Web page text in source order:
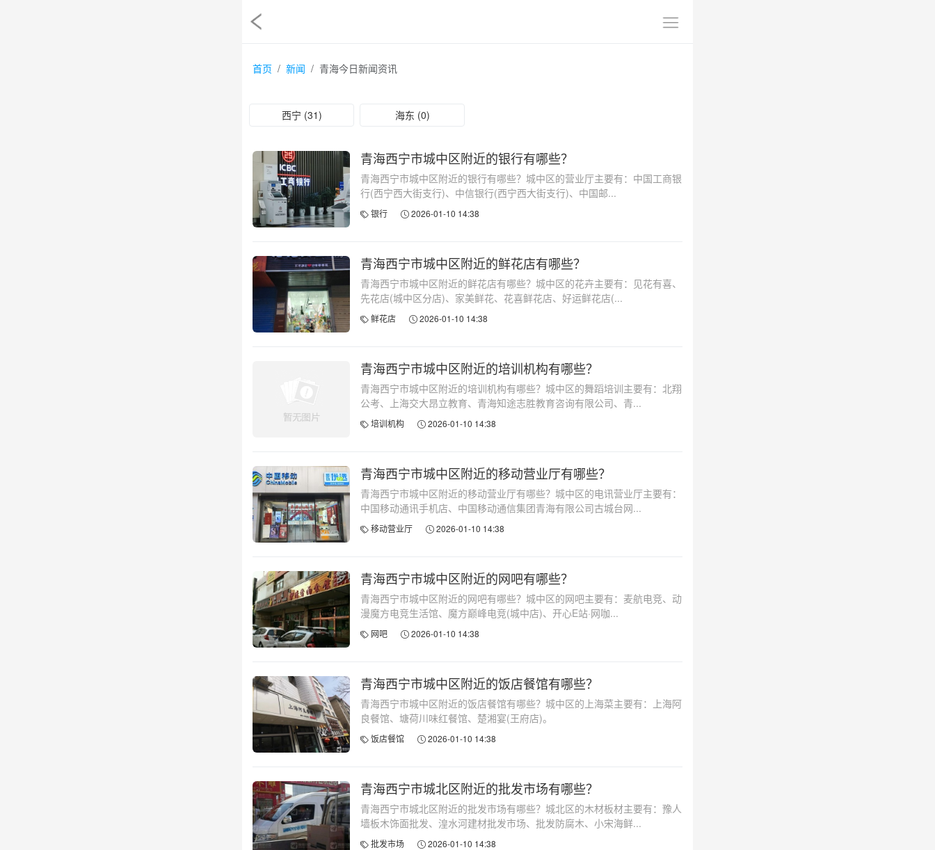
首页 新闻 青海今日新闻资讯
西宁 (31) 海东 (0)
青海西宁市城中区附近的银行有哪些？
青海西宁市城中区附近的银行有哪些？城中区的营业厅主要有：中国工商银
行(西宁西大街支行)、中信银行(西宁西大街支行)、中国邮...
银行 2026-01-10 14:38
青海西宁市城中区附近的鲜花店有哪些？
青海西宁市城中区附近的鲜花店有哪些？城中区的花卉主要有：见花有喜、
先花店(城中区分店)、家美鲜花、花喜鲜花店、好运鲜花店(...
鲜花店 2026-01-10 14:38
青海西宁市城中区附近的培训机构有哪些？
青海西宁市城中区附近的培训机构有哪些？城中区的舞蹈培训主要有：北翔
公考、上海交大昂立教育、青海知途志胜教育咨询有限公司、青...
培训机构 2026-01-10 14:38
青海西宁市城中区附近的移动营业厅有哪些？
青海西宁市城中区附近的移动营业厅有哪些？城中区的电讯营业厅主要有：
中国移动通讯手机店、中国移动通信集团青海有限公司古城台网...
移动营业厅 2026-01-10 14:38
青海西宁市城中区附近的网吧有哪些？
青海西宁市城中区附近的网吧有哪些？城中区的网吧主要有：麦航电竞、动
漫魔方电竞生活馆、魔方巅峰电竞(城中店)、开心E站·网咖...
网吧 2026-01-10 14:38
青海西宁市城中区附近的饭店餐馆有哪些？
青海西宁市城中区附近的饭店餐馆有哪些？城中区的上海菜主要有：上海阿
良餐馆、塘荷川味红餐馆、楚湘宴(王府店)。
饭店餐馆 2026-01-10 14:38
青海西宁市城北区附近的批发市场有哪些？
青海西宁市城北区附近的批发市场有哪些？城北区的木材板材主要有：豫人
墙板木饰面批发、湟水河建材批发市场、批发防腐木、小宋海鲜...
批发市场 2026-01-10 14:38